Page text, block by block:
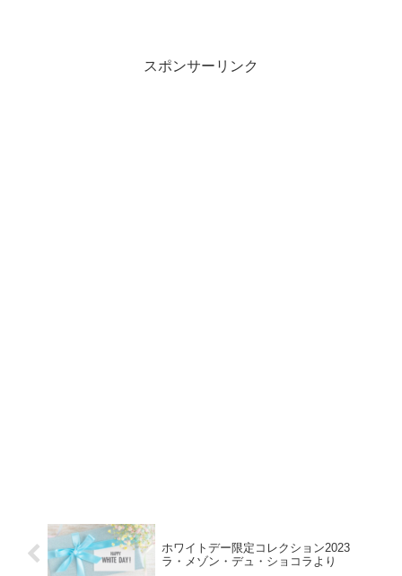
また、最後にはハイブリッド型EMSにつ
いても紹介します。
スポンサーリンク
ホワイトデー限定コレクション2023
ラ・メゾン・デュ・ショコラより